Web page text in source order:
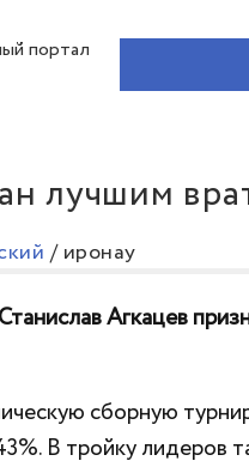
лучшим
/иронау
Агкацев
сборную
В тройку